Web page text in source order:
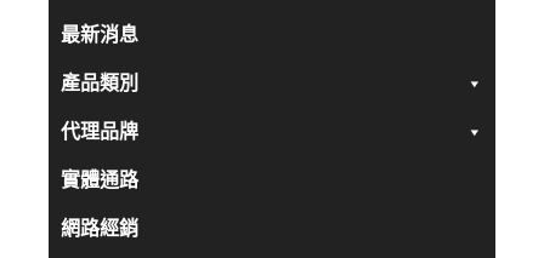
最新消息
產品類別
代理品牌
實體通路
網路經銷